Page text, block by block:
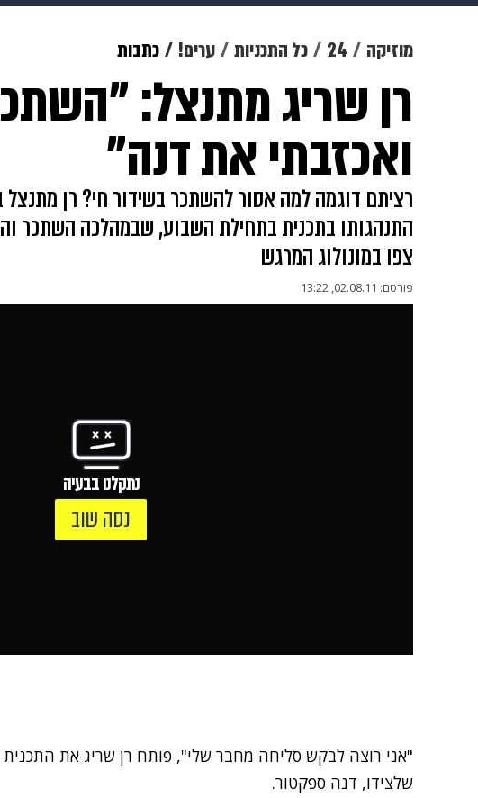
תרבות צבא וביטחון makoZ
גאווה ויוה משפט תשעה חודשים
מוזיקה 24 כל התכניות ערים! כתבות
רן שריג מתנצל:
ואכזבתי את דנה"
רציתם דוגמה למה אסור להשתכר בשידור חי? רן מתנצל
התנהגותו בתכנית בתחילת השבוע, שבמהלכה השתכר
צפו במונולוג המרגש
פורסם: 02.08.11, 13:22
נתקלנו בבעיה
נסה שוב
"אני רוצה לבקש סליחה מחבר שלי", פותח רן שריג את התכנית
שלצידו, דנה ספקטור.